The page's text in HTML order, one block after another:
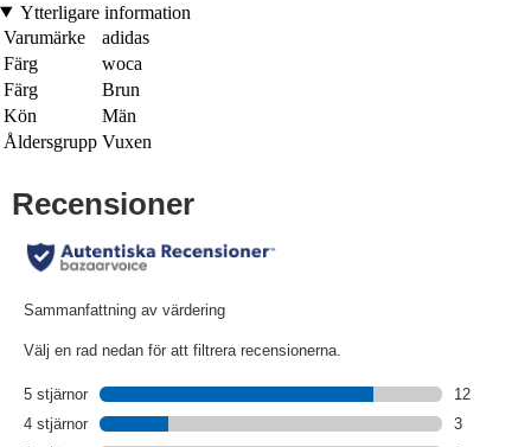
Ytterligare information
Varumärke
adidas
Färg
woca
Färg
Brun
Kön
Män
Åldersgrupp Vuxen